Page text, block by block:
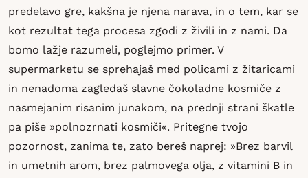
predelavo gre, kakšna je njena narava, in o tem, kar se
kot rezultat tega procesa zgodi z živili in z nami. Da
bomo lažje razumeli, poglejmo primer. V
supermarketu se sprehajaš med policami z žitaricami
in nenadoma zagledaš slavne čokoladne kosmiče z
nasmejanim risanim junakom, na prednji strani škatle
pa piše »polnozrnati kosmiči«. Pritegne tvojo
pozornost, zanima te, zato bereš naprej: »Brez barvil
in umetnih arom, brez palmovega olja, z vitamini B in